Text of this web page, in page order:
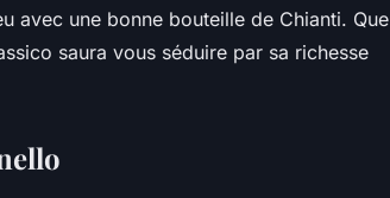
avec une bonne bouteille de Chianti. Que
saura vous séduire par sa richesse